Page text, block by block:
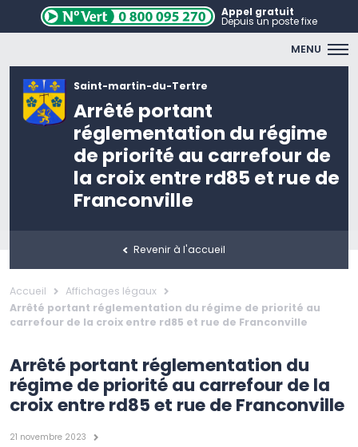
Appel gratuit
Depuis un poste fixe
MENU
Saint-martin-du-Tertre
Arrêté portant
réglementation du régime
de priorité au carrefour de
la croix entre rd85 et rue de
Franconville
Revenir à l'accueil
Accueil
Affichages légaux
Arrêté portant réglementation du régime de priorité au
carrefour de la croix entre rd85 et rue de Franconville
Arrêté portant réglementation du
régime de priorité au carrefour de la
croix entre rd85 et rue de Franconville
21 novembre 2023